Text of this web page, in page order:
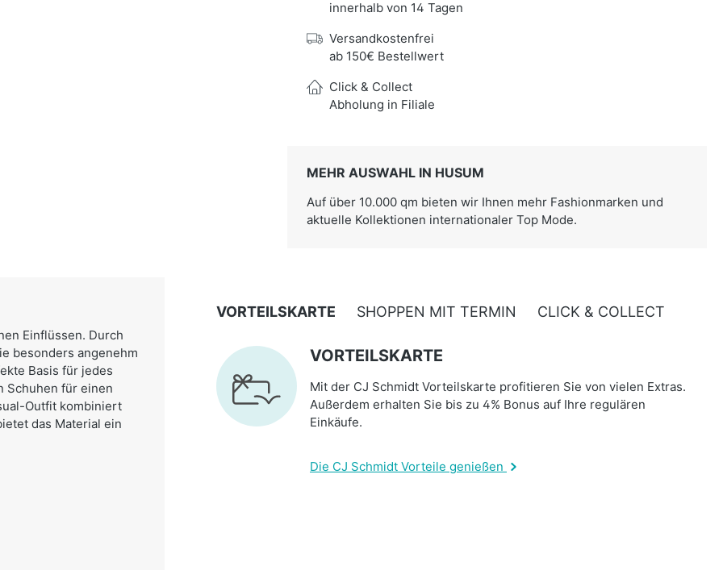
innerhalb von 14 Tagen
Versandkostenfrei
ab 150€ Bestellwert
Click & Collect
Abholung in Filiale
MEHR AUSWAHL IN HUSUM
Auf über 10.000 qm bieten wir Ihnen mehr Fashionmarken und
aktuelle Kollektionen internationaler Top Mode.
Einflüssen. Durch
besonders angenehm
Basis für jedes
Schuhen für einen
Outfit kombiniert
das Material ein
VORTEILSKARTE SHOPPEN MIT TERMIN CLICK & COLLECT
VORTEILSKARTE
Mit der CJ Schmidt Vorteilskarte profitieren Sie von vielen Extras.
Außerdem erhalten Sie bis zu 4% Bonus auf Ihre regulären
Einkäufe.
Die CJ Schmidt Vorteile genießen